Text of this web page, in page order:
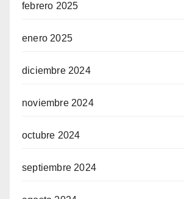
febrero 2025
enero 2025
diciembre 2024
noviembre 2024
octubre 2024
septiembre 2024